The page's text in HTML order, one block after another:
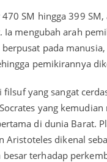
SM hingga 399
Ia mengubah arah
pada
pemikirannya
filsuf yang sangat
yang
di dunia Barat.
Aristoteles dikenal
terhadap